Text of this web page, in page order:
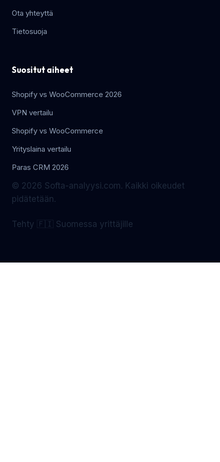
Ota yhteyttä
Tietosuoja
Suositut aiheet
Shopify vs WooCommerce 2026
VPN vertailu
Shopify vs WooCommerce
Yrityslaina vertailu
Paras CRM 2026
© 2026 Softa-analyysi.com. Kaikki oikeudet
pidätetään.
Tehty 🇫🇮 Suomessa yrittäjille